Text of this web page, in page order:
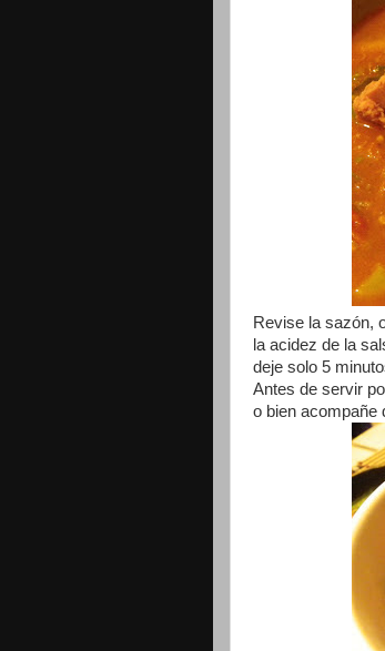
Revise la sazón,
la acidez de la
deje solo 5
Antes de servir
o bien acompañe